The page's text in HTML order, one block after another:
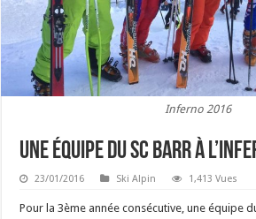
Inferno 2016
Une équipe du SC Barr à
23/01/2016 Ski Alpin 1,413 Vues
Pour la 3ème année consécutive, une équipe